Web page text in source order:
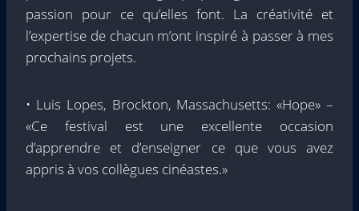
passion pour ce qu’elles font. La créativité et
l’expertise de chacun m’ont inspiré à passer à mes
prochains projets.
• Luis Lopes, Brockton, Massachusetts: «Hope» –
«Ce festival est une excellente occasion
d’apprendre et d’enseigner ce que vous avez
appris à vos collègues cinéastes.»